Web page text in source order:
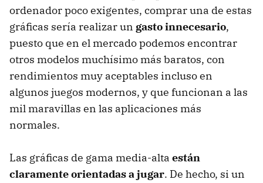
ordenador poco exigentes, comprar una de estas
gráficas sería realizar un gasto innecesario,
puesto que en el mercado podemos encontrar
otros modelos muchísimo más baratos, con
rendimientos muy aceptables incluso en
algunos juegos modernos, y que funcionan a las
mil maravillas en las aplicaciones más
normales.
Las gráficas de gama media-alta están
claramente orientadas a jugar. De hecho, si un